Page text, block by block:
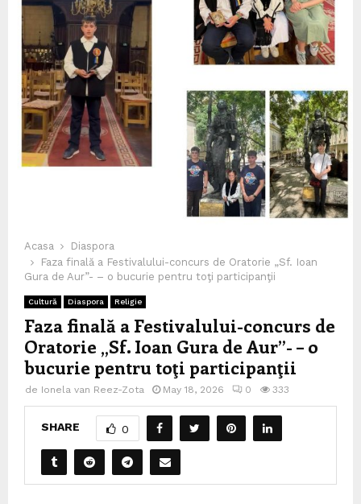
Acasa
Diaspora
Faza finală a Festivalului-concurs de Oratorie „Sf. Ioan
Gura de Aur”- – o bucurie pentru toţi participanţii
Cultură Diaspora Religie
Faza finală a Festivalului-concurs de
Oratorie „Sf. Ioan Gura de Aur”- – o
bucurie pentru toţi participanţii
de Ionela van Reez-Zota May 18, 2026 0 333
SHARE 0